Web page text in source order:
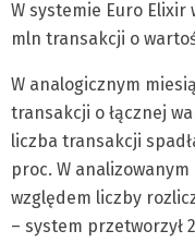
W systemie Euro Elixir
mln transakcji o
W analogicznym
transakcji o łącznej
liczba transakcji
proc. W
względem liczby
– system przetworzył